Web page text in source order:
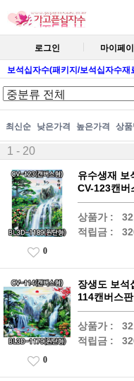
로그인 마이페
보석십자수(패키지/보석십자수재
최신순 낮은가격 높은가격 상품
1 - 20
유수생재 보
CV-123캔버
상품가 :
적립금 :
0
장생도 보석
114캔버스
상품가 :
적립금 :
0